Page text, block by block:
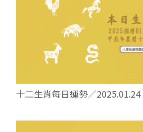
十二生肖每日運勢／2025.01.24